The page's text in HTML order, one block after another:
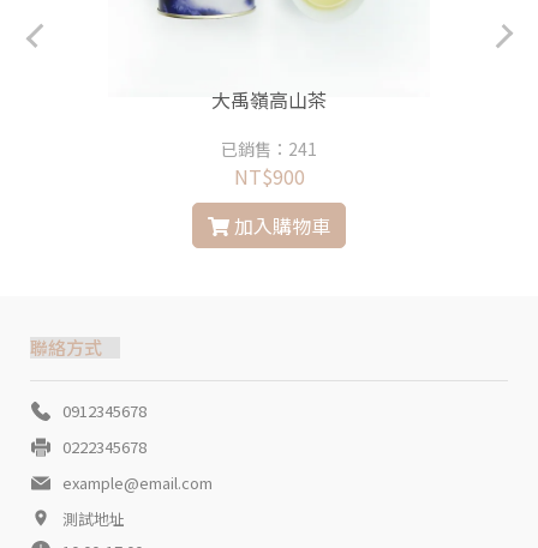
大禹嶺高山茶
已銷售：241
NT$900
加入購物車
聯絡方式
0912345678
0222345678
example@email.com
測試地址